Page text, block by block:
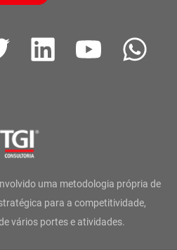
t
L
d
i
n
Y
b
e
W
a
p
uma metodologia própria de
para a competitividade,
vários portes e atividades.